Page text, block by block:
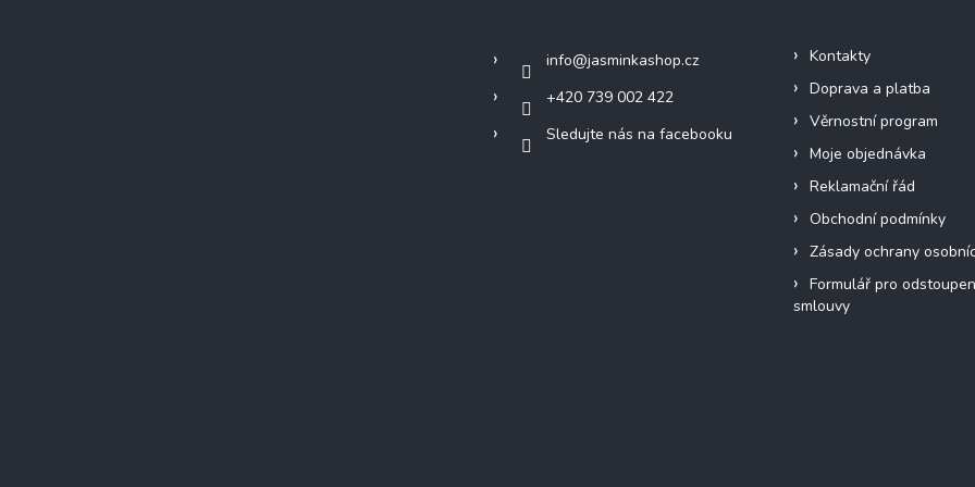
info@jasminkashop.cz
+420 739 002 422
Sledujte nás na facebooku
Kontakty
Doprava a platba
Věrnostní program
Moje objednávka
Reklamační řád
Obchodní podmínky
Zásady ochrany
Formulář pro
smlouvy